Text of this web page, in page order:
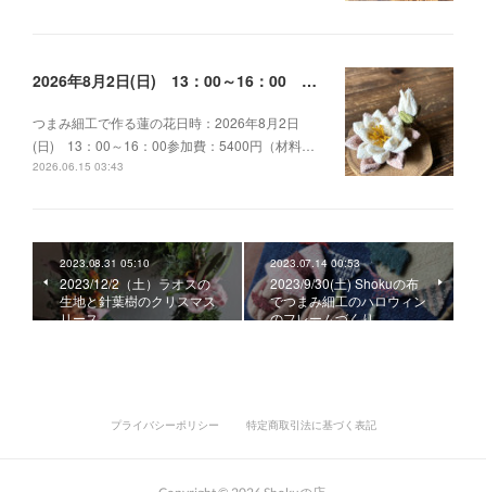
2026年8月2日(日) 13：00～16：00 つまみ細工で作る蓮の花
つまみ細工で作る蓮の花日時：2026年8月2日
(日) 13：00～16：00参加費：5400円（材料…
2026.06.15 03:43
2023.08.31 05:10
2023/12/2（土）ラオスの
生地と針葉樹のクリスマス
リース
2023.07.14 00:53
2023/9/30(土) Shokuの布
でつまみ細工のハロウィン
のフレームづくり
プライバシーポリシー 特定商取引法に基づく表記